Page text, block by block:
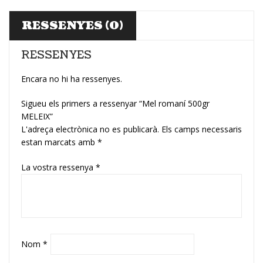
RESSENYES (0)
RESSENYES
Encara no hi ha ressenyes.
Sigueu els primers a ressenyar “Mel romaní 500gr
MELEIX”
L'adreça electrònica no es publicarà. Els camps necessaris
estan marcats amb *
La vostra ressenya *
Nom *